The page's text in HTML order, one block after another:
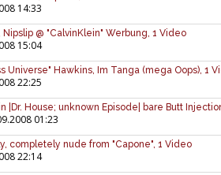
14:33
Nipslip @ "CalvinKlein" Werbung, 1 Video
15:04
Universe" Hawkins, Im Tanga (mega Oops), 1
22:25
|Dr. House; unknown Episode| bare Butt
01:23
completely nude from "Capone", 1 Video
22:14